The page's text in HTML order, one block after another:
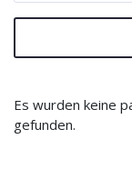
Es wurden keine
gefunden.